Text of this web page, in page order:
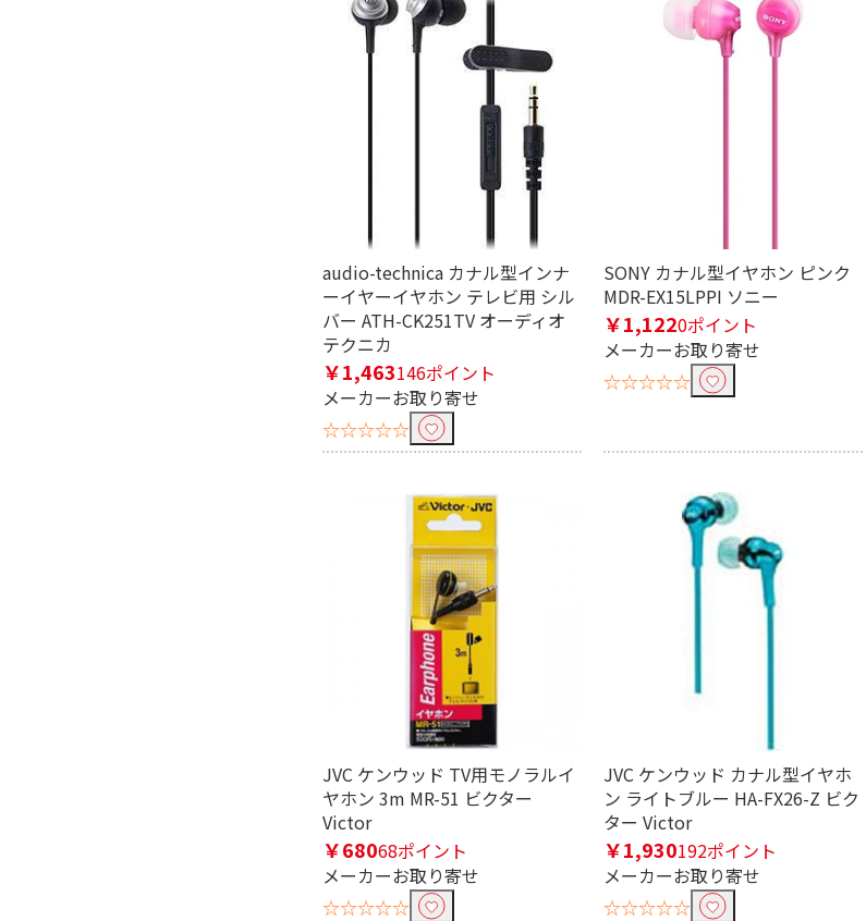
audio-technica カナル型インナ
ーイヤーイヤホン テレビ用 シル
バー ATH-CK251TV オーディオ
テクニカ
￥1,463146ポイント
メーカーお取り寄せ
☆☆☆☆☆
SONY カナル型イヤホン ピンク
MDR-EX15LPPI ソニー
￥1,1220ポイント
メーカーお取り寄せ
☆☆☆☆☆
JVC ケンウッド TV用モノラルイ
ヤホン 3m MR-51 ビクター
Victor
￥68068ポイント
メーカーお取り寄せ
☆☆☆☆☆
JVC ケンウッド カナル型イヤホ
ン ライトブルー HA-FX26-Z ビク
ター Victor
￥1,930192ポイント
メーカーお取り寄せ
☆☆☆☆☆
歩数計機能
形状で絞り込む
HDMI⇔MicroUSB
奥行(外形・ハンドル除く)で絞り込む
451mm以上
フタの種類で絞り込む
φ3.5mm ミニプラグ
φ2.5mm 超ミニプラ
グ
ライトニング端子
ノイズキャンセリング機能で絞り込む
ノイズキャンセリング